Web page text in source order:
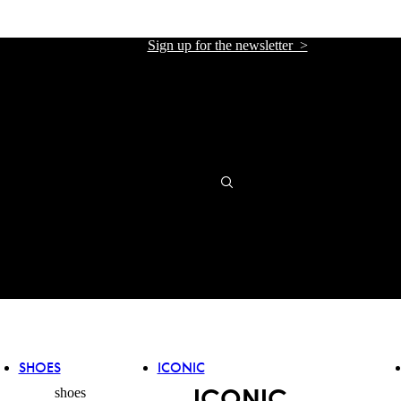
Sign up for the newsletter >
SHOES
shoes
ICONIC